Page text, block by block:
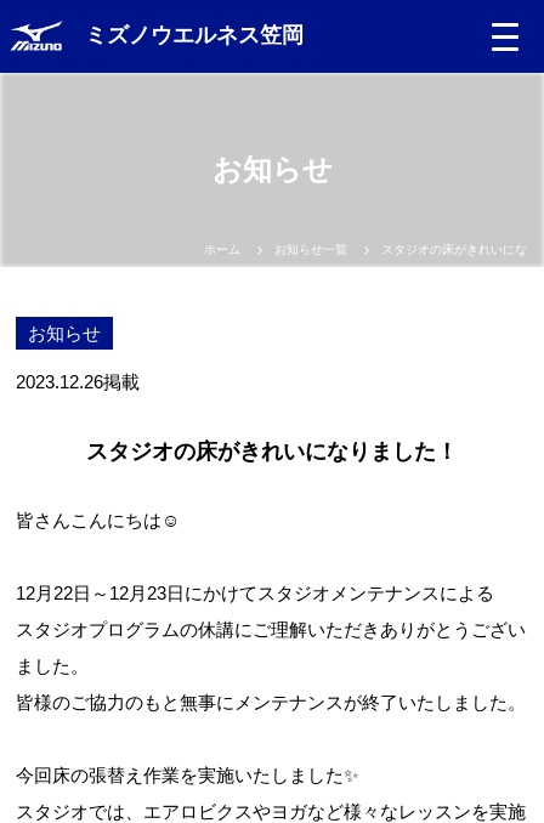
ミズノウエルネス笠岡
お知らせ
ホーム お知らせ一覧 スタジオの床がきれいになり
お知らせ
2023.12.26掲載
スタジオの床がきれいになりました！
皆さんこんにちは☺
12月22日～12月23日にかけてスタジオメンテナンスによる
スタジオプログラムの休講にご理解いただきありがとうござい
ました。
皆様のご協力のもと無事にメンテナンスが終了いたしました。
今回床の張替え作業を実施いたしました✨
スタジオでは、エアロビクスやヨガなど様々なレッスンを実施